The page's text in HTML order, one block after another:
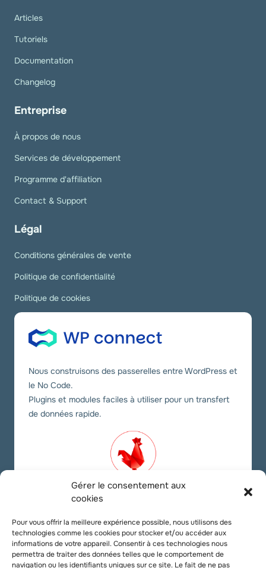
Gérer le consentement aux
cookies
Pour vous offrir la meilleure expérience possible, nous utilisons des
technologies comme les cookies pour stocker et/ou accéder aux
informations de votre appareil. Consentir à ces technologies nous
permettra de traiter des données telles que le comportement de
navigation ou les identifiants uniques sur ce site. Le fait de ne pas
Articles
Tutoriels
Documentation
Changelog
Entreprise
À propos de nous
Services de développement
Programme d'affiliation
Contact & Support
Légal
Conditions générales de vente
Politique de confidentialité
Politique de cookies
Nous construisons des passerelles entre WordPress et
le No Code.
Plugins et modules faciles à utiliser pour un transfert
de données rapide.
Nos liens sociaux
Twitter LinkedIn